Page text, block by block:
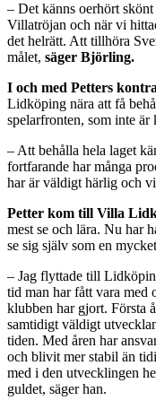
– Det känns oerhört
Villatröjan och när vi
det helrätt. Att tillhöra
målet, säger Björling.
I och med Petters
Lidköping nära att få
spelarfronten, som inte
– Att behålla hela laget
fortfarande har många
har är väldigt härlig och
Petter kom till Villa
mest se och lära. Nu har
se sig själv som en
– Jag flyttade till
tid man har fått vara med
klubben har gjort. Första
samtidigt väldigt
tiden. Med åren har
och blivit mer stabil än
med i den utvecklingen
guldet, säger han.